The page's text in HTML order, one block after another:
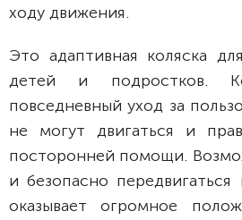
ходу движения.
Это адаптивная коляска
детей и подростков.
повседневный уход за
не могут двигаться и
посторонней помощи.
и безопасно
оказывает огромное